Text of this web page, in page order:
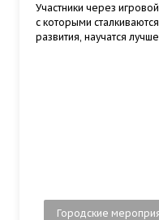
Участники через
с которыми
развития, научатся
Городские